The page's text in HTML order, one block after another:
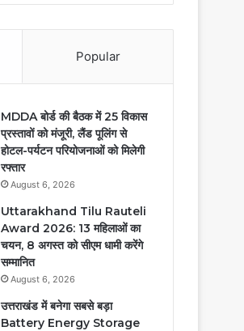
Popular
MDDA बोर्ड की बैठक में 25 विकास
प्रस्तावों को मंजूरी, लैंड पूलिंग से
होटल-पर्यटन परियोजनाओं को मिलेगी
रफ्तार
August 6, 2026
Uttarakhand Tilu Rauteli
Award 2026: 13 महिलाओं का
चयन, 8 अगस्त को सीएम धामी करेंगे
सम्मानित
August 6, 2026
उत्तराखंड में बनेगा सबसे बड़ा
Battery Energy Storage